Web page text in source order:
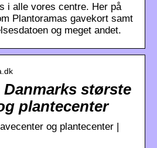
i alle vores centre. Her på
Plantoramas gavekort samt
og meget andet.
største
plantecenter
og plantecenter |